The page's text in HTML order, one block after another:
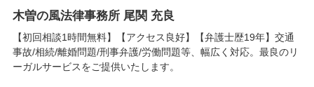
木曽の風法律事務所 尾関 充良
【初回相談1時間無料】【アクセス良好】【弁護士歴19年】交通
事故/相続/離婚問題/刑事弁護/労働問題等、幅広く対応。最良のリ
ーガルサービスをご提供いたします。